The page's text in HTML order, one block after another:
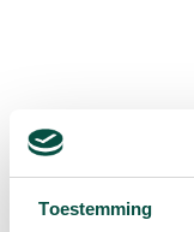
Toestemming